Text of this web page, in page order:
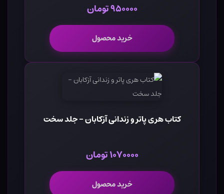
۹۵۰۰۰۰ تومان
خرید محصول
کتاب هری پاتر و زندانی آزکابان - جلد سخت
۱۰۷۰۰۰۰ تومان
خرید محصول